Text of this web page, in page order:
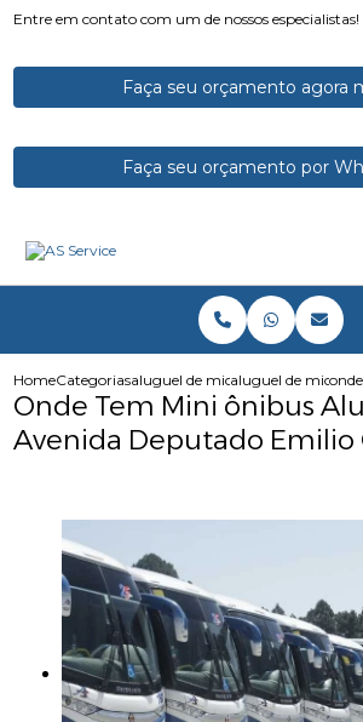
Entre em contato com um de nossos especialistas!
Faça seu orçamento agora
Faça seu orçamento por
HomeCategoriasaluguel de micro onibus
aluguel de micro
Onde Tem Mini ônibus
Avenida Deputado Emilio